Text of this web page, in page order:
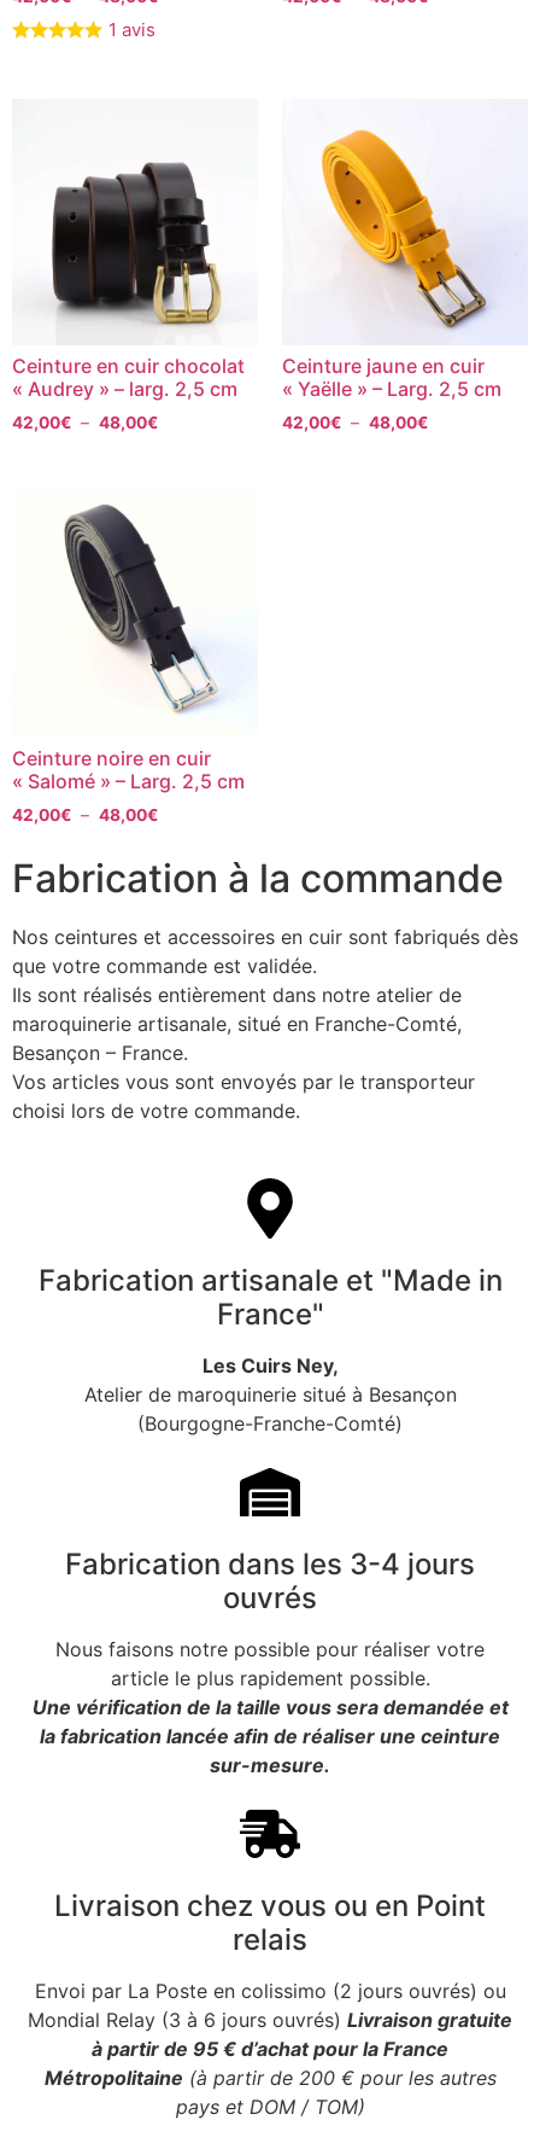
1 avis
Ceinture en cuir chocolat
« Audrey » – larg. 2,5 cm
42,00€ – 48,00€
Ceinture jaune en cuir
« Yaëlle » – Larg. 2,5 cm
42,00€ – 48,00€
Ceinture noire en cuir
« Salomé » – Larg. 2,5 cm
42,00€ – 48,00€
Fabrication à la commande
Nos ceintures et accessoires en cuir sont fabriqués dès
que votre commande est validée.
Ils sont réalisés entièrement dans notre atelier de
maroquinerie artisanale, situé en Franche-Comté,
Besançon – France.
Vos articles vous sont envoyés par le transporteur
choisi lors de votre commande.
Fabrication artisanale et "Made in
France"
Les Cuirs Ney,
Atelier de maroquinerie situé à Besançon
(Bourgogne-Franche-Comté)
Fabrication dans les 3-4 jours
ouvrés
Nous faisons notre possible pour réaliser votre
article le plus rapidement possible.
Une vérification de la taille vous sera demandée et
la fabrication lancée afin de réaliser une ceinture
sur-mesure.
Livraison chez vous ou en Point
relais
Envoi par La Poste en colissimo (2 jours ouvrés) ou
Mondial Relay (3 à 6 jours ouvrés) Livraison gratuite
à partir de 95 € d’achat pour la France
Métropolitaine (à partir de 200 € pour les autres
pays et DOM / TOM)